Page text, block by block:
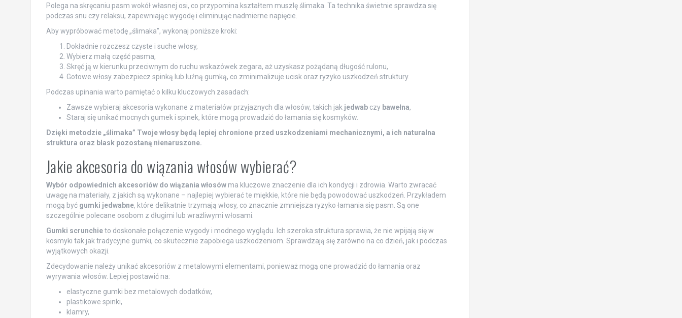
Polega na skręcaniu pasm wokół własnej osi, co przypomina kształtem muszlę ślimaka. Ta technika świetnie sprawdza się
podczas snu czy relaksu, zapewniając wygodę i eliminując nadmierne napięcie.
Aby wypróbować metodę „ślimaka”, wykonaj poniższe kroki:
Dokładnie rozczesz czyste i suche włosy,
Wybierz małą część pasma,
Skręć ją w kierunku przeciwnym do ruchu wskazówek zegara, aż uzyskasz pożądaną długość rulonu,
Gotowe włosy zabezpiecz spinką lub luźną gumką, co zminimalizuje ucisk oraz ryzyko uszkodzeń struktury.
Podczas upinania warto pamiętać o kilku kluczowych zasadach:
Zawsze wybieraj akcesoria wykonane z materiałów przyjaznych dla włosów, takich jak jedwabczy bawełna,
Staraj się unikać mocnych gumek i spinek, które mogą prowadzić do łamania się kosmyków.
Dzięki metodzie „ślimaka” Twoje włosy będą lepiej chronione przed uszkodzeniami mechanicznymi, a ich naturalna
struktura oraz blask pozostaną nienaruszone.
Jakie akcesoria do wiązania włosów wybierać?
Wybór odpowiednich akcesoriów do wiązania włosówma kluczowe znaczenie dla ich kondycji i zdrowia. Warto zwracać
uwagę na materiały, z jakich są wykonane – najlepiej wybierać te miękkie, które nie będą powodować uszkodzeń. Przykładem
mogą być gumki jedwabne, które delikatnie trzymają włosy, co znacznie zmniejsza ryzyko łamania się pasm. Są one
szczególnie polecane osobom z długimi lub wrażliwymi włosami.
Gumki scrunchieto doskonałe połączenie wygody i modnego wyglądu. Ich szeroka struktura sprawia, że nie wpijają się w
kosmyki tak jak tradycyjne gumki, co skutecznie zapobiega uszkodzeniom. Sprawdzają się zarówno na co dzień, jak i podczas
wyjątkowych okazji.
Zdecydowanie należy unikać akcesoriów z metalowymi elementami, ponieważ mogą one prowadzić do łamania oraz
wyrywania włosów. Lepiej postawić na:
elastyczne gumki bez metalowych dodatków,
plastikowe spinki,
klamry,